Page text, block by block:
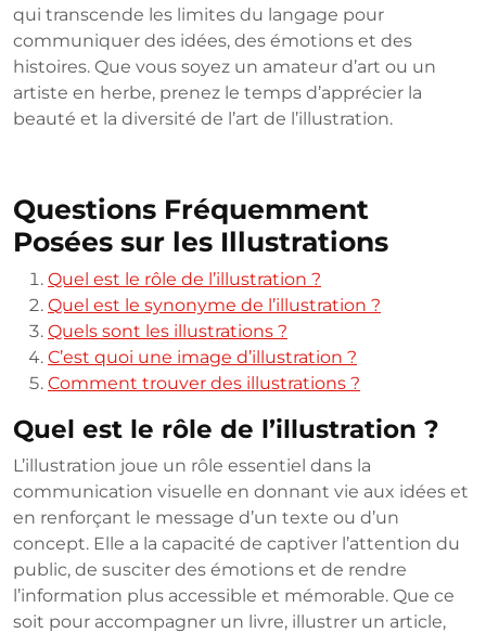
qui transcende les limites du langage pour
communiquer des idées, des émotions et des
histoires. Que vous soyez un amateur d’art ou un
artiste en herbe, prenez le temps d’apprécier la
beauté et la diversité de l’art de l’illustration.
Questions Fréquemment
Posées sur les Illustrations
Quel est le rôle de l’illustration ?
Quel est le synonyme de l’illustration ?
Quels sont les illustrations ?
C’est quoi une image d’illustration ?
Comment trouver des illustrations ?
Quel est le rôle de l’illustration ?
L’illustration joue un rôle essentiel dans la
communication visuelle en donnant vie aux idées et
en renforçant le message d’un texte ou d’un
concept. Elle a la capacité de captiver l’attention du
public, de susciter des émotions et de rendre
l’information plus accessible et mémorable. Que ce
soit pour accompagner un livre, illustrer un article,